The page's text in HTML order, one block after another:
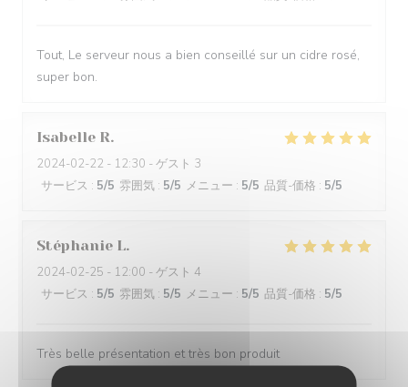
Tout, Le serveur nous a bien conseillé sur un cidre rosé,
super bon.
Isabelle R
2024-02-22 - 12:30 - ゲスト 3
サービス : 5/5 雰囲気 : 5/5 メニュー : 5/5 品質-価格 : 5/5
Stéphanie L
2024-02-25 - 12:00 - ゲスト 4
サービス : 5/5 雰囲気 : 5/5 メニュー : 5/5 品質-価格 : 5/5
Très belle présentation et très bon produit